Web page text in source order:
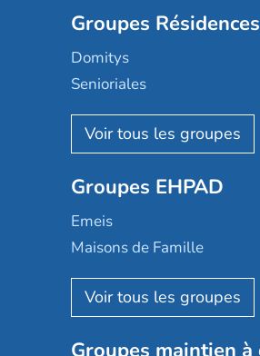
Groupes
Domitys
Senioriales
Nohée
Les Résidentiels
Mobicap
Domusvi
Happy Senior
Aquarelia
Nexity edenea
Les jardins d'Arcadie
Groupes EHPAD
Emeis
Maisons de Famille
Korian
Emera
Groupes maintien